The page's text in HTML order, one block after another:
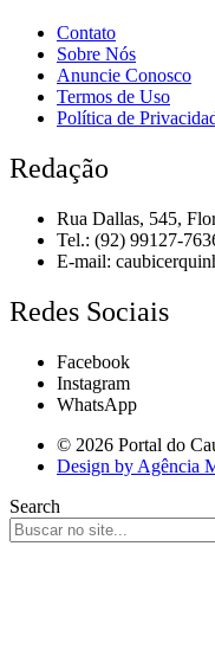
Contato
Sobre Nós
Anuncie Conosco
Termos de Uso
Política de
Redação
Rua Dallas, 545,
Tel.: (92) 99127-
E-mail:
Redes Sociais
Facebook
Instagram
WhatsApp
© 2026 Portal do
Design by Agência
Search